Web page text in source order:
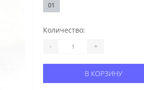
01
Количество:
- +
В КОРЗИНУ